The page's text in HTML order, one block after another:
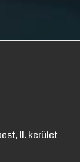
II. kerület